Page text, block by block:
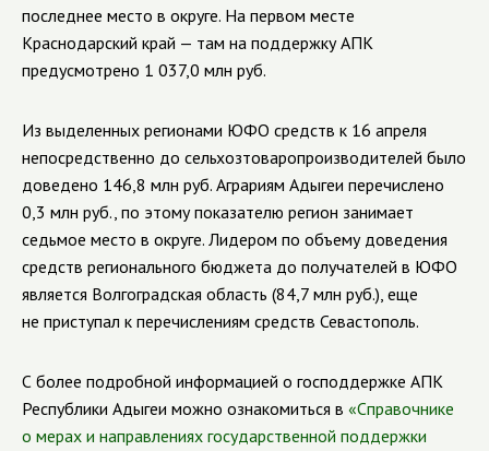
последнее место в округе. На первом месте
Краснодарский край — там на поддержку АПК
предусмотрено 1 037,0 млн руб.
Из выделенных регионами ЮФО средств к 16 апреля
непосредственно до сельхозтоваропроизводителей было
доведено 146,8 млн руб. Аграриям Адыгеи перечислено
0,3 млн руб., по этому показателю регион занимает
седьмое место в округе. Лидером по объему доведения
средств регионального бюджета до получателей в ЮФО
является Волгоградская область (84,7 млн руб.), еще
не приступал к перечислениям средств Севастополь.
С более подробной информацией о господдержке АПК
Республики Адыгеи можно ознакомиться в «Справочнике
о мерах и направлениях государственной поддержки